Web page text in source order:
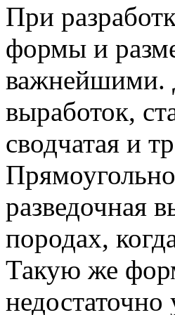
При
формы и
важнейшими.
выработок,
сводчатая и
разведочная
породах,
Такую же